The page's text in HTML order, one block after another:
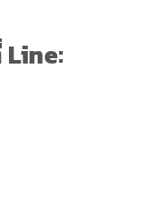
Line: